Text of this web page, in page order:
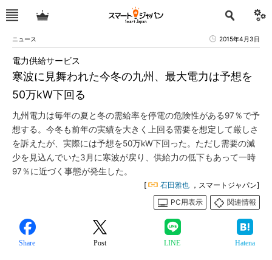
ニュース 2015年4月3日
寒波に見舞われた今冬の九州、最大電力は予想を
50万kW下回る
電力供給サービス
九州電力は毎年の夏と冬の需給率を停電の危険性がある97％で予
想する。今冬も前年の実績を大きく上回る需要を想定して厳しさ
を訴えたが、実際には予想を50万kW下回った。ただし需要の減
少を見込んでいた3月に寒波が戻り、供給力の低下もあって一時
97％に近づく事態が発生した。
[ 石田雅也 ，スマートジャパン]
PC用表示
関連情報
Share Post LINE Hatena